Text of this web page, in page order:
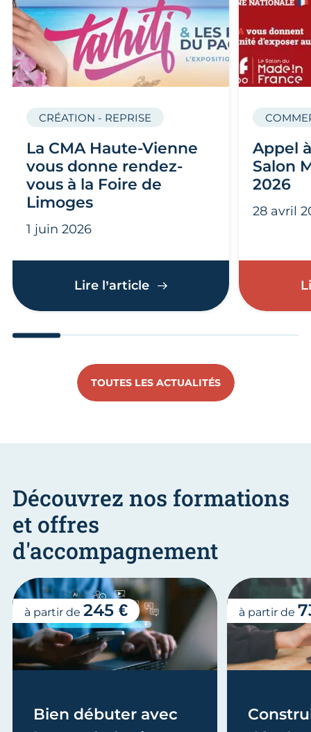
La CMA Haute-Vienne
vous donne rendez-
vous à la Foire de
Limoges
CRÉATION - REPRISE
1 juin 2026
Lire l’articleLa CMA Haute-Vienne
Appel
Salon
2026
28 avril
TOUTES LES ACTUALITÉS
Découvrez nos formations
et offres
d'accompagnement
Bien débuter avec
à partir de 245 € à partir de